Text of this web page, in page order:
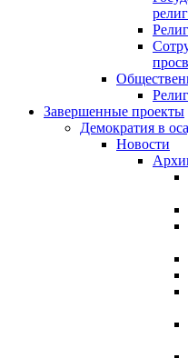
Завершенные проекты
Демократия в
Новости